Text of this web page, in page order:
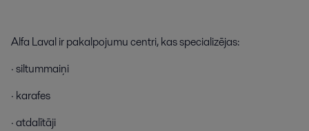
Alfa Lavalirpakalpojumucentri,kasspecializējas:
·siltummaiņi
· karafes
·atdalītāji